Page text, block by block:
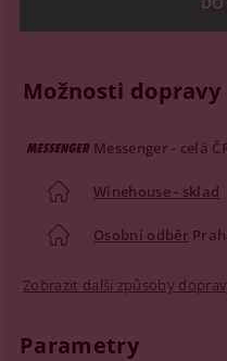
Možnosti dopravy
Messenger - celá
Winehouse - sklad
Osobní odběr
Zobrazit další způsoby
Parametry